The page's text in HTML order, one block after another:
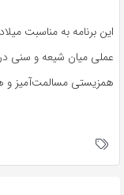
این برنامه به مناسبت
عملی میان شیعه و سنی
همزیستی مسالمت‌آمیز